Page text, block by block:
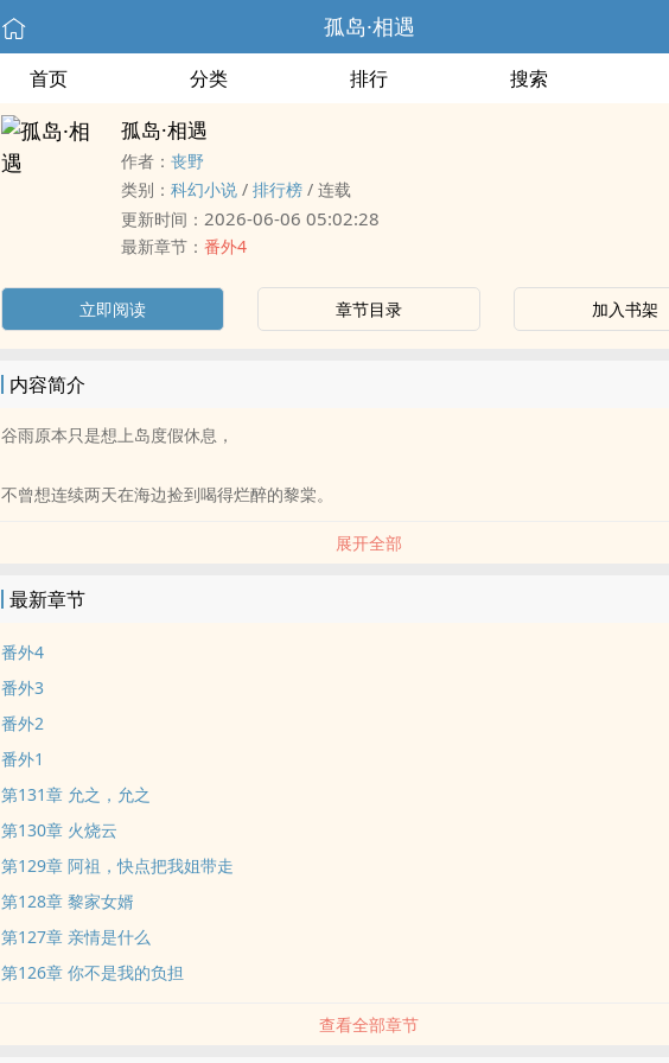
孤岛·相遇
首页 分类 排行 搜索
孤岛·相遇
作者： 丧野
类别： 科幻小说 / 排行榜 / 连载
更新时间： 2026-06-06 05:02:28
最新章节： 番外4
立即阅读 章节目录 加入书架
内容简介
谷雨原本只是想上岛度假休息，
不曾想连续两天在海边捡到喝得烂醉的黎棠。
黎棠确诊痴呆症当天，
她不觉得难过，也没有大闹，甚至觉得自己冷静地可怖。
淡定地拍了照片发给双方父母，
-
半年后两人再次相遇。
展开全部
最新章节
番外4
番外3
番外2
番外1
第131章 允之，允之
第130章 火烧云
第129章 阿祖，快点把我姐带走
第128章 黎家女婿
第127章 亲情是什么
第126章 你不是我的负担
查看全部章节